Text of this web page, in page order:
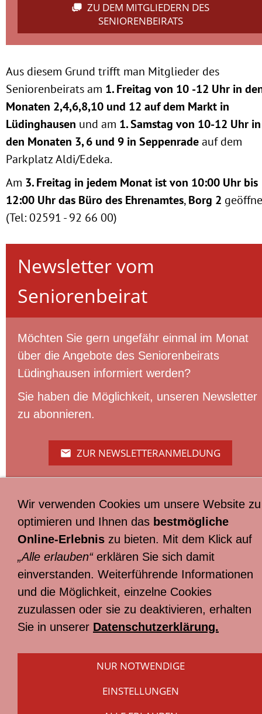
ZU DEM MITGLIEDERN DES
SENIORENBEIRATS
Aus diesem Grund trifft man Mitglieder des
Seniorenbeirats am 1. Freitag von 10 -12 Uhr in
Monaten 2,4,6,8,10 und 12 auf dem Markt in
Lüdinghausen und am 1. Samstag von 10-12 Uhr in
den Monaten 3, 6 und 9 in Seppenradeauf dem
Parkplatz Aldi/Edeka.
Am 3. Freitag in jedem Monat ist von 10:00 Uhr bis
12:00 Uhr das Büro des Ehrenamtes,Borg 2
(Tel: 02591 - 92 66 00)
Newsletter vom
Seniorenbeirat
Möchten Sie gern ungefähr einmal im Monat
über die Angebote des Seniorenbeirats
Lüdinghausen informiert werden?
Sie haben die Möglichkeit, unseren Newsletter
zu abonnieren.
ZUR NEWSLETTERANMELDUNG
Impressum
Datenschutzerklärung
Erklärung zur Barrierefreiheit
Wir verwenden Cookies um unsere Website zu
optimieren und Ihnen das bestmögliche
Online-Erlebnis zu bieten. Mit dem Klick auf
„Alle erlauben“erklären Sie sich damit
einverstanden. Weiterführende Informationen
und die Möglichkeit, einzelne Cookies
zuzulassen oder sie zu deaktivieren, erhalten
Sie in unserer Datenschutzerklärung.
NUR NOTWENDIGE
EINSTELLUNGEN